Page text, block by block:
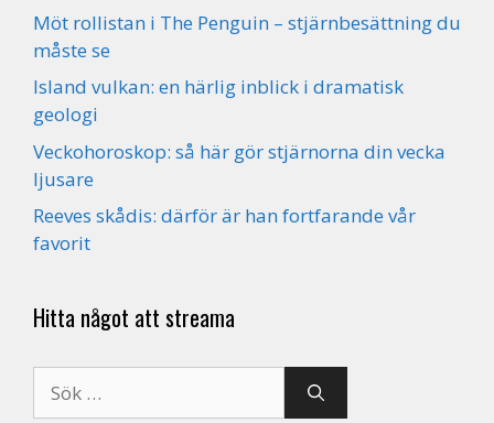
Möt rollistan i The Penguin – stjärnbesättning du
måste se
Island vulkan: en härlig inblick i dramatisk
geologi
Veckohoroskop: så här gör stjärnorna din vecka
ljusare
Reeves skådis: därför är han fortfarande vår
favorit
Hitta något att streama
efter: